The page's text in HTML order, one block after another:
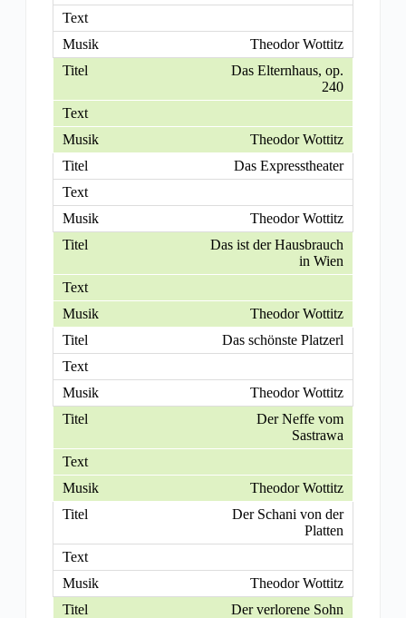
Theodor Wottitz
Das Elternhaus, op.
240
Theodor Wottitz
Das Expresstheater
Theodor Wottitz
Das ist der Hausbrauch
in Wien
Theodor Wottitz
Das schönste Platzerl
Theodor Wottitz
Der Neffe vom
Sastrawa
Theodor Wottitz
Der Schani von der
Platten
Theodor Wottitz
Der verlorene Sohn